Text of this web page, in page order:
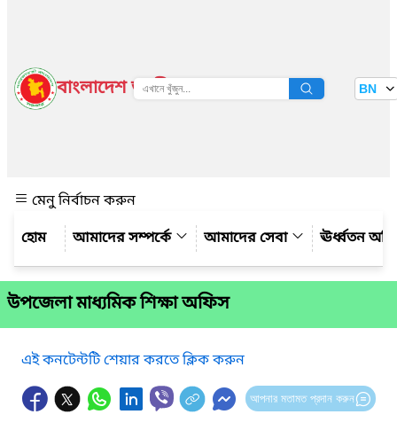
বাংলাদেশ জাতীয় তথ্য বাতায়ন BN
মেনু নির্বাচন করুন
আমাদের সম্পর্কে
আমাদের সেবা ঊর্ধ্বতন
উপজেলা মাধ্যমিক শিক্ষা অফিস
এই কনটেন্টটি শেয়ার করতে ক্লিক করুন
আপনার মতামত প্রদান করুন